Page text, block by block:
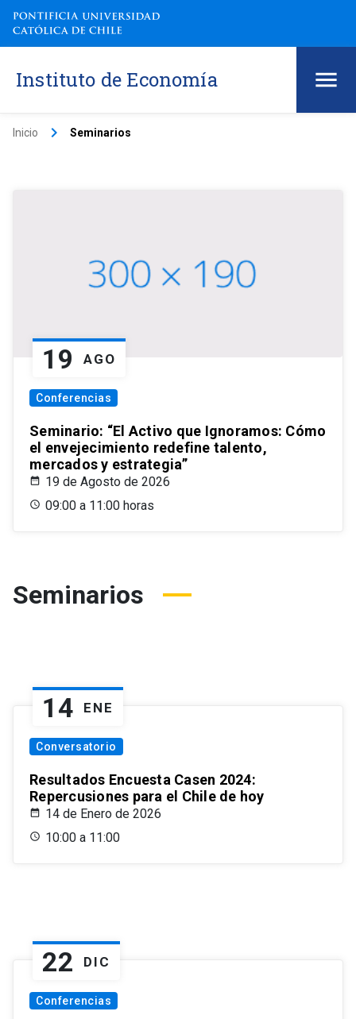
Instituto de Economía
Inicio keyboard_arrow_right Seminarios
19 AGO
Conferencias
Seminario: “El Activo que Ignoramos: Cómo
el envejecimiento redefine talento,
mercados y estrategia”
19 de Agosto de 2026
09:00 a 11:00 horas
Seminarios
14 ENE
Conversatorio
Resultados Encuesta Casen 2024:
Repercusiones para el Chile de hoy
14 de Enero de 2026
10:00 a 11:00
22 DIC
Conferencias